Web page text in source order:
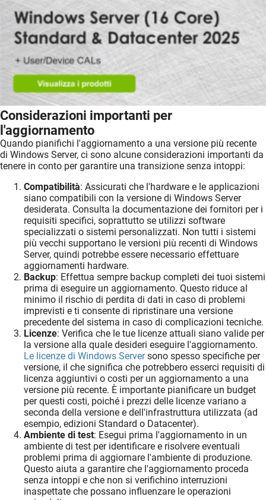
Considerazioni importanti per
l'aggiornamento
Quando pianifichi l'aggiornamento a una versione più recente
di Windows Server, ci sono alcune considerazioni importanti da
tenere in conto per garantire una transizione senza intoppi:
Compatibilità: Assicurati che l'hardware e le applicazioni
siano compatibili con la versione di Windows Server
desiderata. Consulta la documentazione dei fornitori per i
requisiti specifici, soprattutto se utilizzi software
specializzati o sistemi personalizzati. Non tutti i sistemi
più vecchi supportano le versioni più recenti di Windows
Server, quindi potrebbe essere necessario effettuare
aggiornamenti hardware.
Backup: Effettua sempre backup completi dei tuoi sistemi
prima di eseguire un aggiornamento. Questo riduce al
minimo il rischio di perdita di dati in caso di problemi
imprevisti e ti consente di ripristinare una versione
precedente del sistema in caso di complicazioni tecniche.
Licenze: Verifica che le tue licenze attuali siano valide per
la versione alla quale desideri eseguire l'aggiornamento.
Le licenze di Windows Serversono spesso specifiche per
versione, il che significa che potrebbero esserci requisiti di
licenza aggiuntivi o costi per un aggiornamento a una
versione più recente. È importante pianificare un budget
per questi costi, poiché i prezzi delle licenze variano a
seconda della versione e dell'infrastruttura utilizzata (ad
esempio, edizioni Standard o Datacenter).
Ambiente di test: Esegui prima l'aggiornamento in un
ambiente di test per identificare e risolvere eventuali
problemi prima di aggiornare l'ambiente di produzione.
Questo aiuta a garantire che l'aggiornamento proceda
senza intoppi e che non si verifichino interruzioni
inaspettate che possano influenzare le operazioni